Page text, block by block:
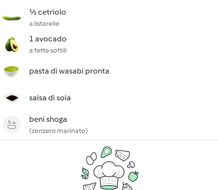
½ cetriolo
a listarelle
1 avocado
a fette sottili
pasta di wasabi pronta
salsa di soia
beni shoga
(zenzero marinato)